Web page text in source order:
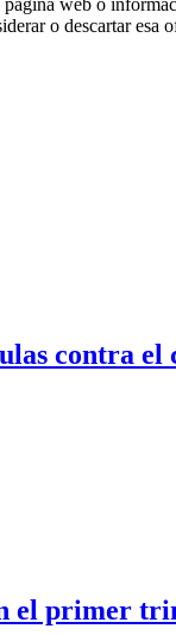
web o
o descartar
contra el
el primer